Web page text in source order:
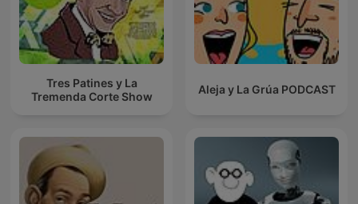
Tres Patines y La
Tremenda Corte Show
Aleja y La Grúa PODCAST